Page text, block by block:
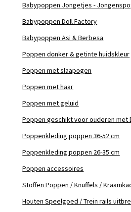
Babypoppen Jongetjes -
Babypoppen Doll Factory
Babypoppen Asi & Berbesa
Poppen donker & getinte huidskleur
Poppen met slaapogen
Poppen met haar
Poppen met geluid
Poppen geschikt voor ouderen met
Poppenkleding poppen 36-52 cm
Poppenkleding poppen 26-35 cm
Poppen accessoires
Stoffen Poppen / Knuffels /
Houten Speelgoed / Trein rails